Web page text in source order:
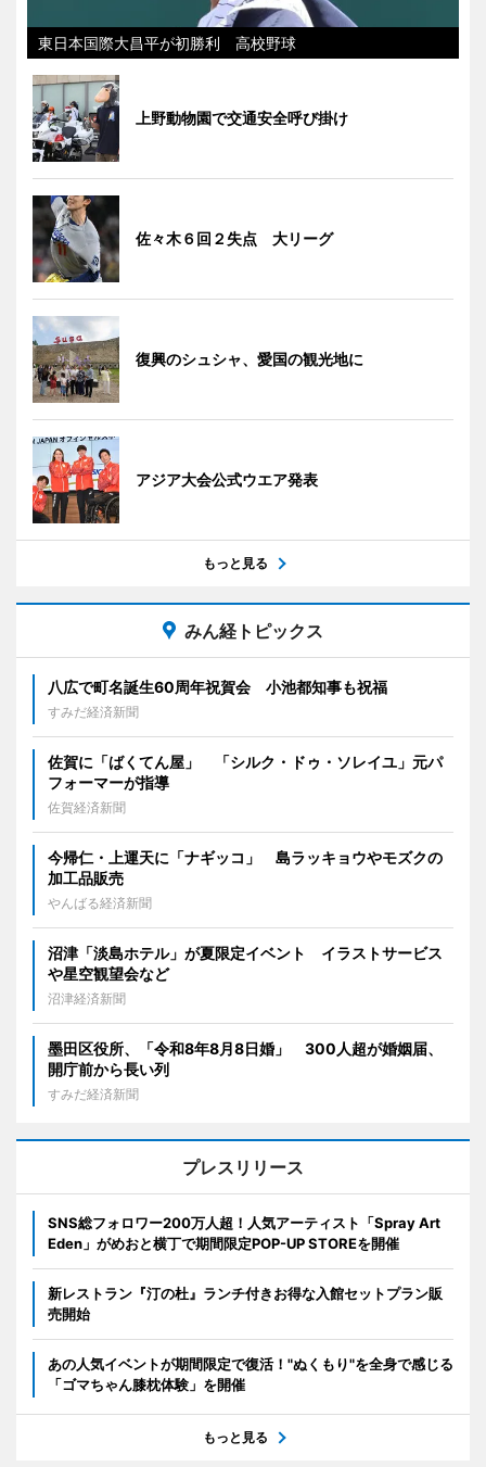
東日本国際大昌平が初勝利 高校野球
上野動物園で交通安全呼び掛け
佐々木６回２失点 大リーグ
復興のシュシャ、愛国の観光地に
アジア大会公式ウエア発表
もっと見る
みん経トピックス
八広で町名誕生60周年祝賀会 小池都知事も祝福
すみだ経済新聞
佐賀に「ばくてん屋」 「シルク・ドゥ・ソレイユ」元パ
フォーマーが指導
佐賀経済新聞
今帰仁・上運天に「ナギッコ」 島ラッキョウやモズクの
加工品販売
やんばる経済新聞
沼津「淡島ホテル」が夏限定イベント イラストサービス
や星空観望会など
沼津経済新聞
墨田区役所、「令和8年8月8日婚」 300人超が婚姻届、
開庁前から長い列
すみだ経済新聞
プレスリリース
SNS総フォロワー200万人超！人気アーティスト「Spray Art
Eden」がめおと横丁で期間限定POP-UP STOREを開催
新レストラン『汀の杜』ランチ付きお得な入館セットプラン販
売開始
あの人気イベントが期間限定で復活！"ぬくもり"を全身で感じる
「ゴマちゃん膝枕体験」を開催
もっと見る